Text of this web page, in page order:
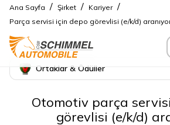
Ana Sayfa / Şirket / Kariyer /
Parça servisi için depo görevlisi (e/k/d)
Ortaklar & Ödüller
Otomotiv parça
görevlisi (e/k/d)